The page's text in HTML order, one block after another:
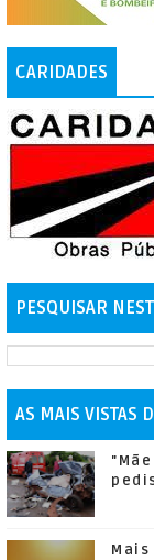
CARIDADES
PESQUISAR
AS MAIS VISTAS